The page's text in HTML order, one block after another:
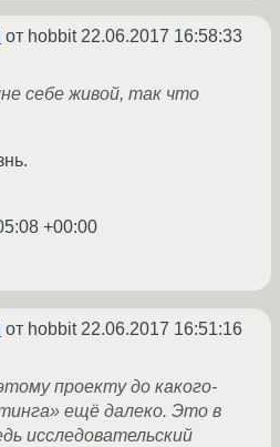
от hobbit22.06.2017 16:58:33
себе живой, так что
+00:00
от hobbit22.06.2017 16:51:16
проекту до какого-
ещё далеко. Это в
исследовательский